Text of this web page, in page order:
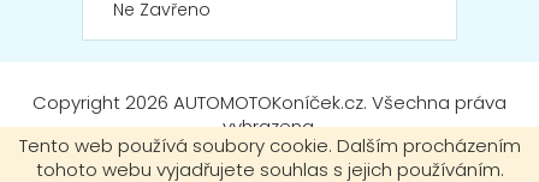
Tento web používá soubory cookie. Dalším procházením
tohoto webu vyjadřujete souhlas s jejich používáním.
Ne Zavřeno
Copyright 2026 AUTOMOTOKoníček.cz. Všechna práva
vyhrazena.